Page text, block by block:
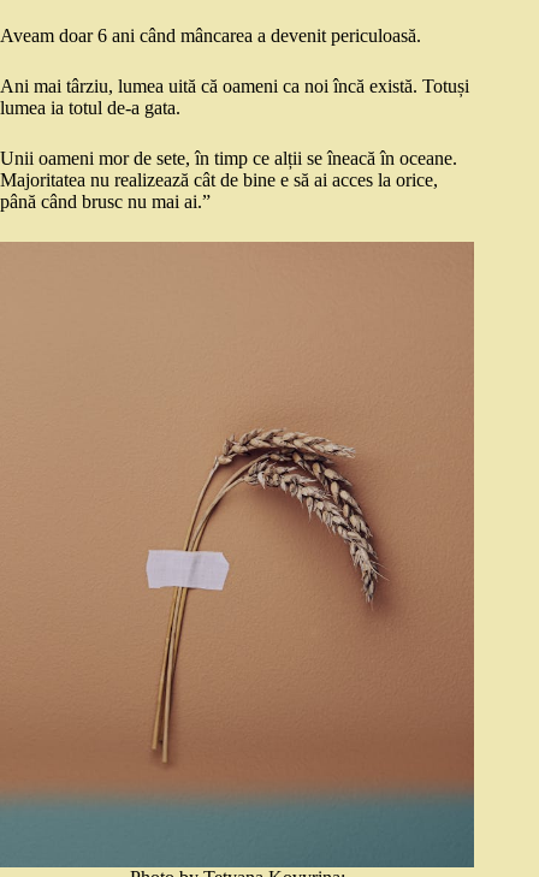
Aveam doar 6 ani când mâncarea a devenit periculoasă.
Ani mai târziu, lumea uită că oameni ca noi încă există. Totuși
lumea ia totul de-a gata.
Unii oameni mor de sete, în timp ce alții se îneacă în oceane.
Majoritatea nu realizează cât de bine e să ai acces la orice,
până când brusc nu mai ai.”